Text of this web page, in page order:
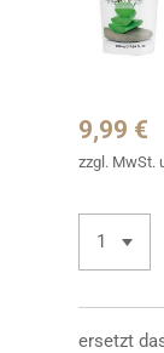
9,99 €
zzgl. MwSt.
ersetzt